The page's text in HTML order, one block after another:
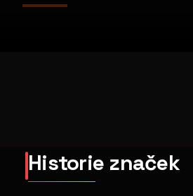
Historie značek